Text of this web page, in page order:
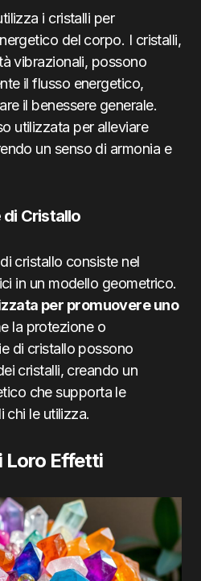
i cristalli per
del corpo. I cristalli,
vibrazionali, possono
il flusso energetico,
il benessere generale.
utilizzata per alleviare
un senso di armonia e
di Cristallo
cristallo consiste nel
in un modello geometrico.
per promuovere uno
la protezione o
di cristallo possono
cristalli, creando un
che supporta le
chi le utilizza.
Loro Effetti